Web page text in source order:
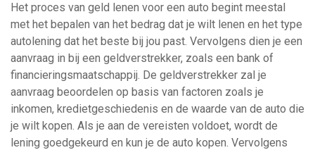
Het proces van geld lenen voor een auto begint meestal
met het bepalen van het bedrag dat je wilt lenen en het type
autolening dat het beste bij jou past. Vervolgens dien je een
aanvraag in bij een geldverstrekker, zoals een bank of
financieringsmaatschappij. De geldverstrekker zal je
aanvraag beoordelen op basis van factoren zoals je
inkomen, kredietgeschiedenis en de waarde van de auto die
je wilt kopen. Als je aan de vereisten voldoet, wordt de
lening goedgekeurd en kun je de auto kopen. Vervolgens